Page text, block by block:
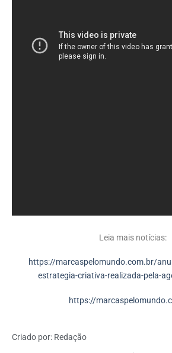
Leia mais notícias:
https://marcaspelomundo.com.br/
estrategia-criativa-realizada-pela-
https://
Criado por: Redação